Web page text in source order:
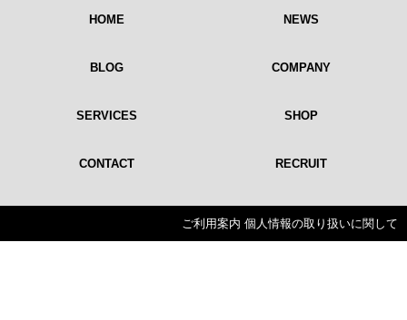
HOME NEWS
BLOG COMPANY
SERVICES SHOP
CONTACT RECRUIT
ご利用案内 個人情報の取り扱いに関して